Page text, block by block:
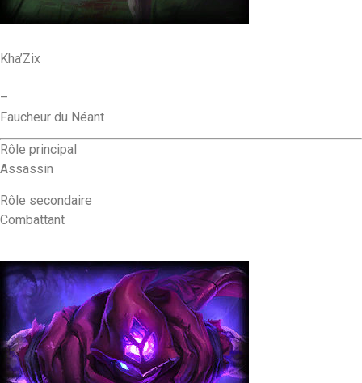
Kha’Zix
–
Faucheur du Néant
Rôle principal
Assassin
Rôle secondaire
Combattant